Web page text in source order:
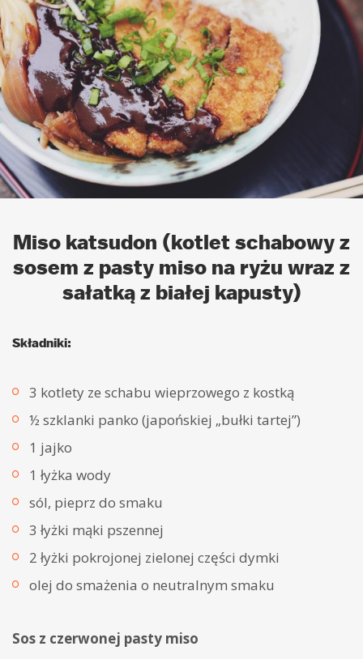
Miso katsudon (kotlet schabowy z
sosem z pasty miso na ryżu wraz z
sałatką z białej kapusty)
Składniki:
3 kotlety ze schabu wieprzowego z kostką
½ szklanki panko (japońskiej „bułki tartej”)
1 jajko
1 łyżka wody
sól, pieprz do smaku
3 łyżki mąki pszennej
2 łyżki pokrojonej zielonej części dymki
olej do smażenia o neutralnym smaku
Sos z czerwonej pasty miso